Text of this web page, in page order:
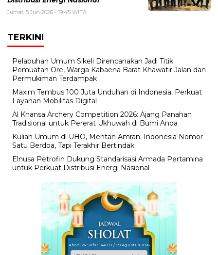
Jumat, 5 Jun 2026 - 19:45 WITA
TERKINI
Pelabuhan Umum Sikeli Direncanakan Jadi Titik
Pemuatan Ore, Warga Kabaena Barat Khawatir Jalan dan
Permukiman Terdampak
Maxim Tembus 100 Juta Unduhan di Indonesia, Perkuat
Layanan Mobilitas Digital
Al Khansa Archery Competition 2026: Ajang Panahan
Tradisional untuk Pererat Ukhuwah di Bumi Anoa
Kuliah Umum di UHO, Mentan Amran: Indonesia Nomor
Satu Berdoa, Tapi Terakhir Bertindak
Elnusa Petrofin Dukung Standarisasi Armada Pertamina
untuk Perkuat Distribusi Energi Nasional
Ahad, 24 Safar 1448 H / 09 Agustus 2026